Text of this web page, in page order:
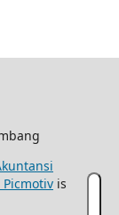
Picmotivis